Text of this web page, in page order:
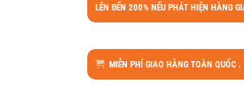
LÊN ĐẾN 200% NẾU PHÁT HIỆN HÀNG
MIỄN PHÍ GIAO HÀNG TOÀN QUỐC .